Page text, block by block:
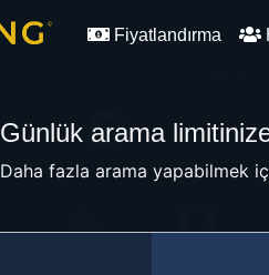
Fiyatlandırma
Günlük arama
Daha fazla arama yapabilmek